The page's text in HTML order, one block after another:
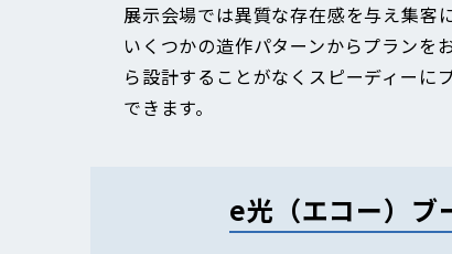
展示会場では異質な存在感を与え集客
いくつかの造作パターンからプランを
ら設計することがなくスピーディーに
できます。
e光（エコー）ブ